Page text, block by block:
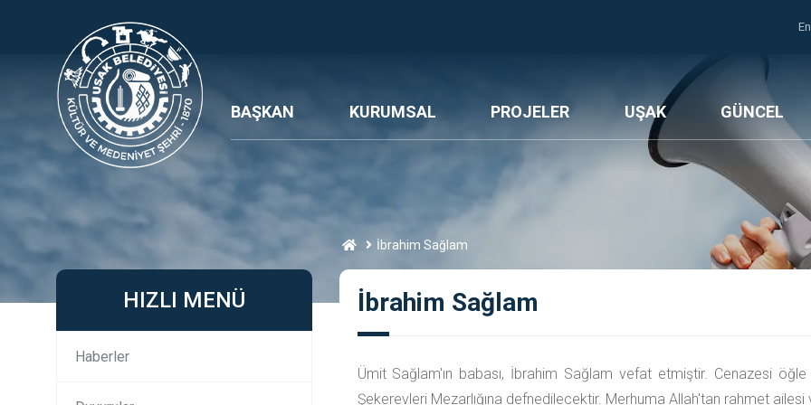
BAŞKAN KURUMSAL PROJELER UŞAK GÜNCEL
İbrahim Sağlam
HIZLI MENÜ
Haberler
İbrahim Sağlam
Ümit Sağlam'ın babası, İbrahim Sağlam vefat etmiştir. Cenazesi
Şekerevleri Mezarlığına defnedilecektir. Merhuma Allah'tan rahmet ailesi